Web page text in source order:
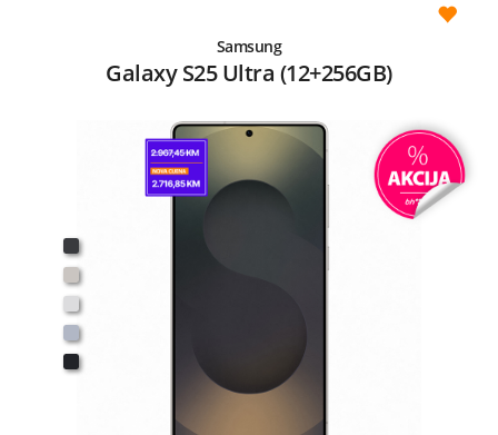
Samsung
Galaxy S25 Ultra (12+256GB)